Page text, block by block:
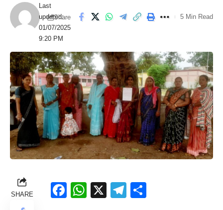
Last
updated:
01/07/2025
9:20 PM
Share 5 Min Read
SHARE Facebook
WhatsApp
X Telegram